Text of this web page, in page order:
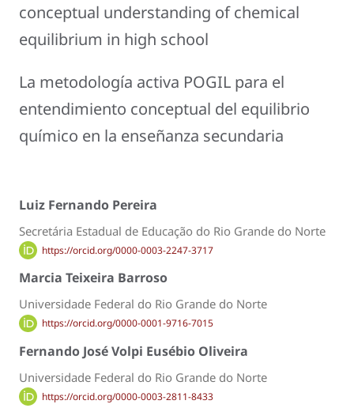
conceptual understanding of chemical
equilibrium in high school
La metodología activa POGIL para el
entendimiento conceptual del equilibrio
químico en la enseñanza secundaria
Luiz Fernando Pereira
Secretária Estadual de Educação do Rio Grande do Norte
https://orcid.org/0000-0003-2247-3717
Marcia Teixeira Barroso
Universidade Federal do Rio Grande do Norte
https://orcid.org/0000-0001-9716-7015
Fernando José Volpi Eusébio Oliveira
Universidade Federal do Rio Grande do Norte
https://orcid.org/0000-0003-2811-8433